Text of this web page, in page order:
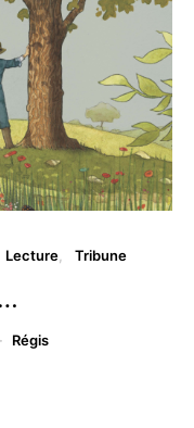
Lecture Tribune
Régis